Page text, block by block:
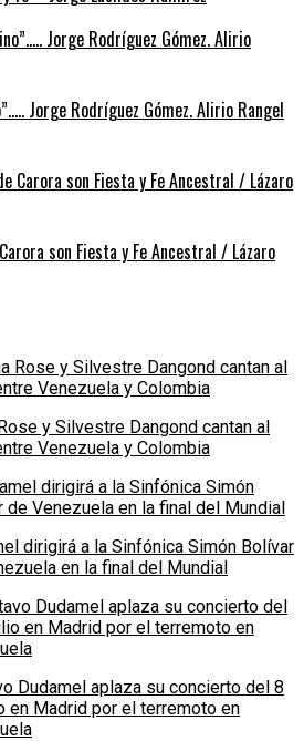
Jorge Rodríguez Gómez. Alirio Rangel
son Fiesta y Fe Ancestral / Lázaro
y Silvestre Dangond cantan al
Venezuela y Colombia
dirigirá a la Sinfónica Simón Bolívar
en la final del Mundial
Dudamel aplaza su concierto del 8
en Madrid por el terremoto en